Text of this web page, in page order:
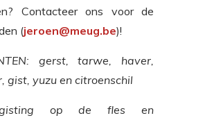
Contacteer ons voor de
(jeroen@meug.be)!
gerst, tarwe, haver,
gist, yuzu en citroenschil
op de fles en